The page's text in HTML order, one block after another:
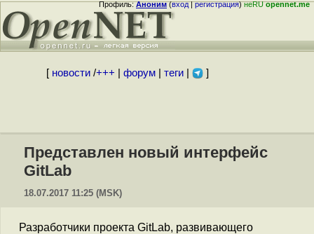
Профиль:Аноним(вход|регистрация)неRUopennet.me
[ новости/+++ форум| теги| ]
Представлен новый интерфейс
GitLab
18.07.2017 11:25 (MSK)
Разработчики проекта GitLab, развивающего